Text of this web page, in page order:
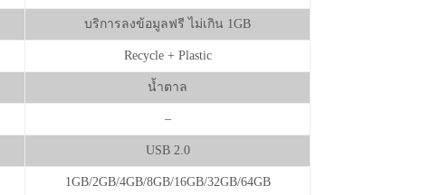
บริการลงข้อมูลฟรี ไม่เกิน 1GB
Recycle + Plastic
น้ำตาล
–
USB 2.0
1GB/2GB/4GB/8GB/16GB/32GB/64GB